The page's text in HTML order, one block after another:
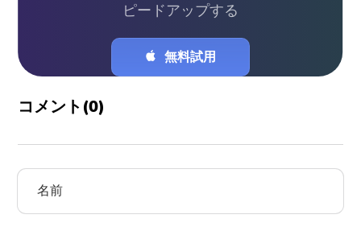
ピードアップする
無料試用
コメント(0)